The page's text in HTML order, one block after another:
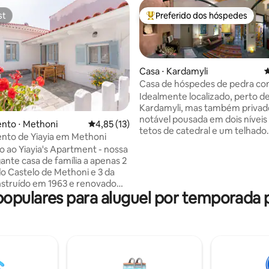
de 5, 51 avaliações
⋅ Methoni 4,85 de uma avaliação média de 5, 13
4,85 (13)
de Yiayia em Methoni
ao Yiayia's Apartment - nossa
casa de família a apenas 2
Castelo de Methoni e 3 da
em 1963 e renovado
cheio de luz, brisa do mar e
Perfeito para casais,
fácil até cafés, tavernas e a
Entre os melhores preferidos
Preferido dos hóspedes
Casa ⋅ Kardamyli
Casa de hóspedes de pedra
quarto e vista para a montanha
Idealmente localizado, perto de
Kardamyli, mas também privado.
notável pousada em dois
tetos de catedral e um telhado
refeições e uma saída para
estilo próprio.
para aluguel por temporada